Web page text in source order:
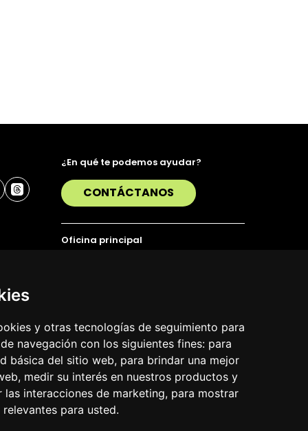
y otras tecnologías de seguimiento para
navegación con los siguientes fines: para
básica del sitio web, para brindar una mejor
, medir su interés en nuestros productos y
interacciones de marketing, para mostrar
para usted.
¿En qué te podemos ayudar?
CONTÁCTANOS
Oficina principal